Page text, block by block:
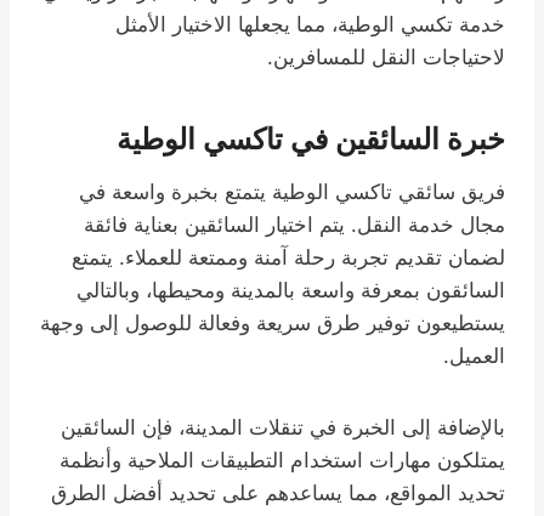
خدمة تكسي الوطية، مما يجعلها الاختيار الأمثل
لاحتياجات النقل للمسافرين.
خبرة السائقين في تاكسي الوطية
فريق سائقي تاكسي الوطية يتمتع بخبرة واسعة في
مجال خدمة النقل. يتم اختيار السائقين بعناية فائقة
لضمان تقديم تجربة رحلة آمنة وممتعة للعملاء. يتمتع
السائقون بمعرفة واسعة بالمدينة ومحيطها، وبالتالي
يستطيعون توفير طرق سريعة وفعالة للوصول إلى وجهة
العميل.
بالإضافة إلى الخبرة في تنقلات المدينة، فإن السائقين
يمتلكون مهارات استخدام التطبيقات الملاحية وأنظمة
تحديد المواقع، مما يساعدهم على تحديد أفضل الطرق